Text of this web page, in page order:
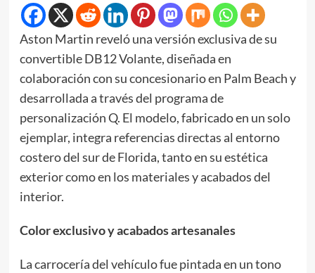
Aston Martin reveló una versión exclusiva de su
convertible DB12 Volante, diseñada en
colaboración con su concesionario en Palm Beach y
desarrollada a través del programa de
personalización Q. El modelo, fabricado en un solo
ejemplar, integra referencias directas al entorno
costero del sur de Florida, tanto en su estética
exterior como en los materiales y acabados del
interior.
Color exclusivo y acabados artesanales
La carrocería del vehículo fue pintada en un tono